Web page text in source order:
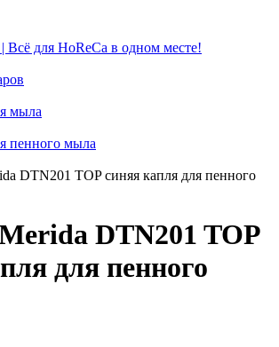
Всё для HoReCa в одном месте!
мыла
пенного мыла
DTN201 TOP синяя капля для пенного
DTN201 TOP
для пенного